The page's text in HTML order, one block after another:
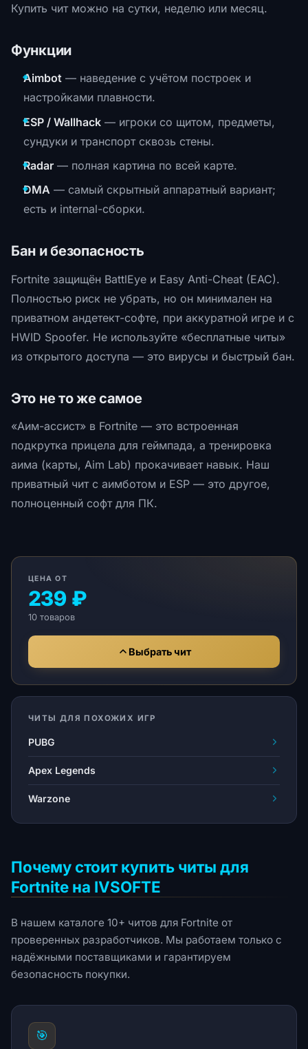
Купить чит можно на сутки, неделю или месяц.
Функции
Aimbot — наведение с учётом построек и
настройками плавности.
ESP / Wallhack — игроки со щитом, предметы,
сундуки и транспорт сквозь стены.
Radar — полная картина по всей карте.
DMA — самый скрытный аппаратный вариант;
есть и internal-сборки.
Бан и безопасность
Fortnite защищён BattlEye и Easy Anti-Cheat (EAC).
Полностью риск не убрать, но он минимален на
приватном андетект-софте, при аккуратной игре и с
HWID Spoofer. Не используйте «бесплатные читы»
из открытого доступа — это вирусы и быстрый бан.
Это не то же самое
«Аим-ассист» в Fortnite — это встроенная
подкрутка прицела для геймпада, а тренировка
аима (карты, Aim Lab) прокачивает навык. Наш
приватный чит с аимботом и ESP — это другое,
полноценный софт для ПК.
ЦЕНА ОТ
239 ₽
10 товаров
Выбрать чит
ЧИТЫ ДЛЯ ПОХОЖИХ ИГР
PUBG
Apex Legends
Warzone
Почему стоит купить читы для
Fortnite на IVSOFTE
В нашем каталоге 10+ читов для Fortnite от
проверенных разработчиков. Мы работаем только с
надёжными поставщиками и гарантируем
безопасность покупки.
🎯